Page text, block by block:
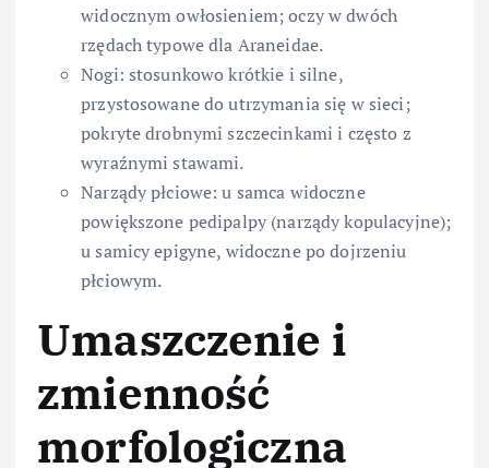
widocznym owłosieniem; oczy w dwóch
rzędach typowe dla Araneidae.
Nogi: stosunkowo krótkie i silne,
przystosowane do utrzymania się w sieci;
pokryte drobnymi szczecinkami i często z
wyraźnymi stawami.
Narządy płciowe: u samca widoczne
powiększone pedipalpy (narządy kopulacyjne);
u samicy epigyne, widoczne po dojrzeniu
płciowym.
Umaszczenie i
zmienność
morfologiczna